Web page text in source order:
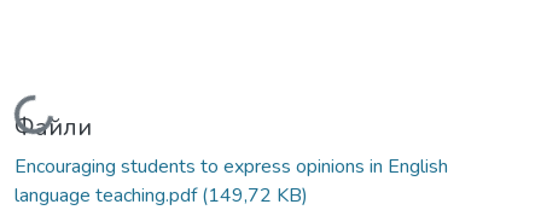
Вантажиться...
Файли
Encouraging students to express opinions in English
language teaching.pdf(149,72 KB)